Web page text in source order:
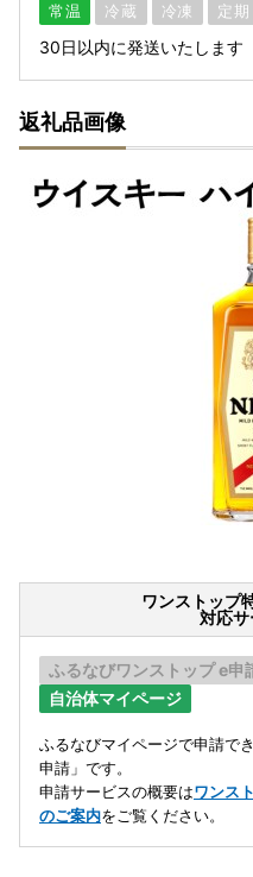
常温 冷蔵 冷凍 定期
30日以内に発送いたします
返礼品画像
ワンストップ
対応
ふるなびワンストップ e申
自治体マイページ
ふるなびマイページで申請で
申請」です。
申請サービスの概要はワンス
のご案内をご覧ください。